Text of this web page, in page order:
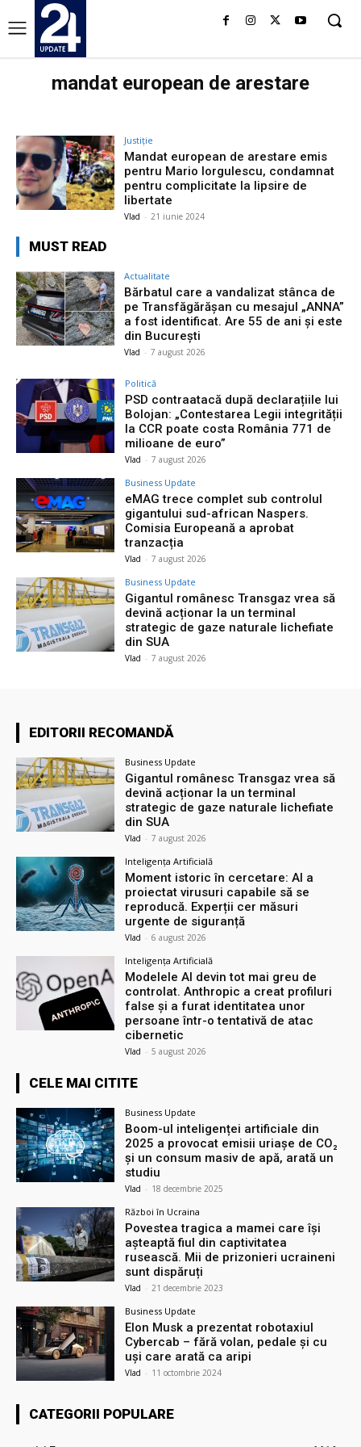
mandat european de arestare
Justiție
Mandat european de arestare emis
pentru Mario Iorgulescu, condamnat
pentru complicitate la lipsire de
libertate
Vlad - 21 iunie 2024
MUST READ
Actualitate
Bărbatul care a vandalizat stânca de
pe Transfăgărășan cu mesajul „ANNA”
a fost identificat. Are 55 de ani și este
din București
Vlad - 7 august 2026
Politică
PSD contraatacă după declarațiile lui
Bolojan: „Contestarea Legii integrității
la CCR poate costa România 771 de
milioane de euro”
Vlad - 7 august 2026
Business Update
eMAG trece complet sub controlul
gigantului sud-african Naspers.
Comisia Europeană a aprobat
tranzacția
Vlad - 7 august 2026
Business Update
Gigantul românesc Transgaz vrea să
devină acționar la un terminal
strategic de gaze naturale lichefiate
din SUA
Vlad - 7 august 2026
EDITORII RECOMANDĂ
Business Update
Gigantul românesc Transgaz vrea să
devină acționar la un terminal
strategic de gaze naturale lichefiate
din SUA
Vlad - 7 august 2026
Inteligența Artificială
Moment istoric în cercetare: AI a
proiectat virusuri capabile să se
reproducă. Experții cer măsuri
urgente de siguranță
Vlad - 6 august 2026
Inteligența Artificială
Modelele AI devin tot mai greu de
controlat. Anthropic a creat profiluri
false și a furat identitatea unor
persoane într-o tentativă de atac
cibernetic
Vlad - 5 august 2026
CELE MAI CITITE
Business Update
Boom-ul inteligenței artificiale din
2025 a provocat emisii uriașe de CO₂
și un consum masiv de apă, arată un
studiu
Vlad - 18 decembrie 2025
Război în Ucraina
Povestea tragica a mamei care își
așteaptă fiul din captivitatea
rusească. Mii de prizonieri ucraineni
sunt dispăruți
Vlad - 21 decembrie 2023
Business Update
Elon Musk a prezentat robotaxiul
Cyberсab – fără volan, pedale și cu
uși care arată ca aripi
Vlad - 11 octombrie 2024
CATEGORII POPULARE